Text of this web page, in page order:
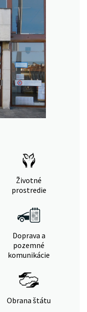
Životné
prostredie
Doprava a
pozemné
komunikácie
Obrana štátu